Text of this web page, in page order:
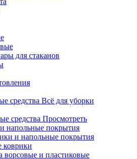
для стаканов
средства Всё для уборки
средства Просмотреть
напольные покрытия
и напольные покрытия
коврики
ворсовые и пластиковые